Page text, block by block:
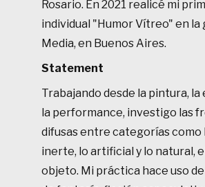
Rosario. En 2021 realicé mi
individual "Humor Vítreo" en la
Media, en Buenos Aires.
Statement
Trabajando desde la pintura, la
la performance, investigo las
difusas entre categorías como
inerte, lo artificial y lo natural,
objeto. Mi práctica hace uso